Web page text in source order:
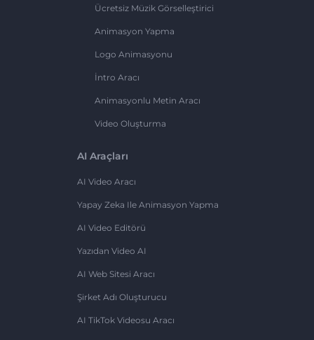
Ücretsiz Müzik Görselleştirici
Animasyon Yapma
Logo Animasyonu
İntro Aracı
Animasyonlu Metin Aracı
Video Oluşturma
AI Araçları
AI Video Aracı
Yapay Zeka Ile Animasyon Yapma
AI Video Editörü
Yazıdan Video AI
AI Web Sitesi Aracı
Şirket Adı Oluşturucu
AI TikTok Videosu Aracı